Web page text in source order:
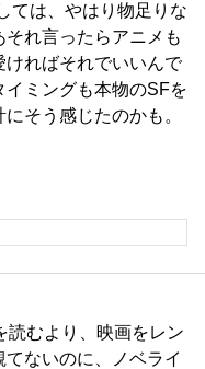
ては、やはり物足りな
れ言ったらアニメも
ければそれでいいんで
ミングも本物のSFを
そう感じたのかも。
むより、映画をレン
ないのに、ノベライ